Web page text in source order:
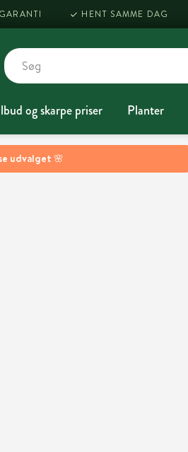
udvalget 🌸
HENT SAMME DAG
og skarpe priser Planter